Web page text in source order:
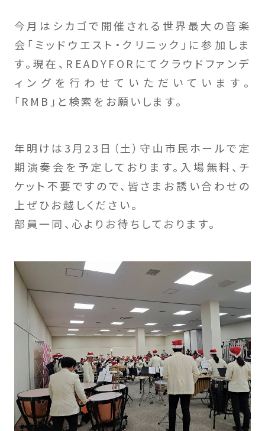
今月はシカゴで開催される世界最大の音楽
会「ミッドウエスト・クリニック」に参加しま
す。現在、READYFORにてクラウドファンデ
ィングを行わせていただいています。
「RMB」と検索をお願いします。
年明けは3月23日（土）守山市民ホールで定
期演奏会を予定しております。入場無料、チ
ケット不要ですので、皆さまお誘い合わせの
上ぜひお越しください。
部員一同、心よりお待ちしております。